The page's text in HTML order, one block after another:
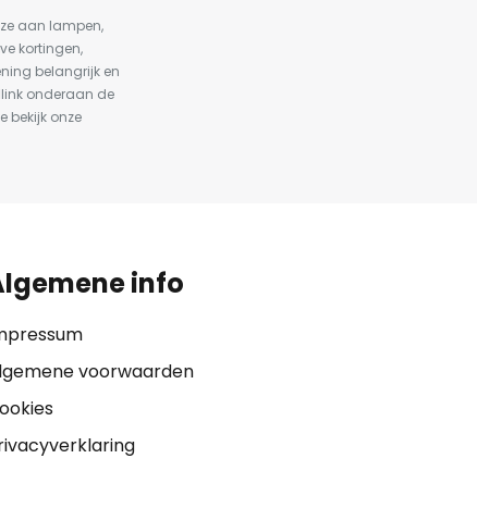
aan lampen,
kortingen,
belangrijk en
onderaan de
bekijk onze
info
voorwaarden